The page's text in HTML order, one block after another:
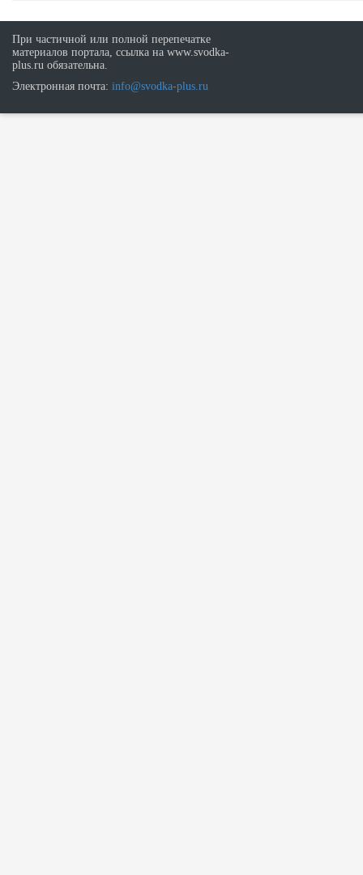
При частичной или полной перепечатке
материалов портала, ссылка на www.svodka-
plus.ru обязательна.
Электронная почта: info@svodka-plus.ru